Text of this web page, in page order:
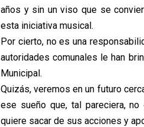
años y sin un viso que se
esta iniciativa musical.
Por cierto, no es una
autoridades comunales le han
Municipal.
Quizás, veremos en un futuro
ese sueño que, tal pareciera,
quiere sacar de sus acciones y